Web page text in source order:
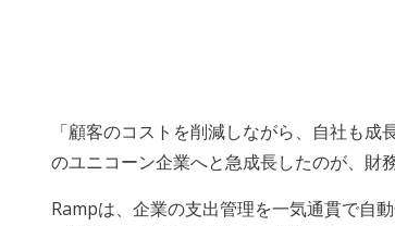
「顧客のコストを削減しながら、自社も
のユニコーン企業へと急成長したのが、財
Rampは、企業の支出管理を一気通貫で自